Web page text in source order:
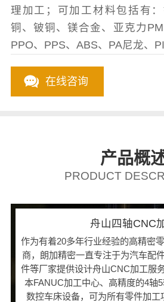
理加工；可加工材料包括有
铜、铍铜、镁合金、亚克力
PPO、PPS、ABS、PA尼龙、PI
在线咨询
产品概
PRODUCT
舟山四轴CNC
作为有着20多年行业经验的高精密
商，朗加精密一直专注于为汽车配
件等厂家提供设计舟山CNC加工服
本FANUC加工中心、高精度的4轴
数控车床设备，可为所有零件加工